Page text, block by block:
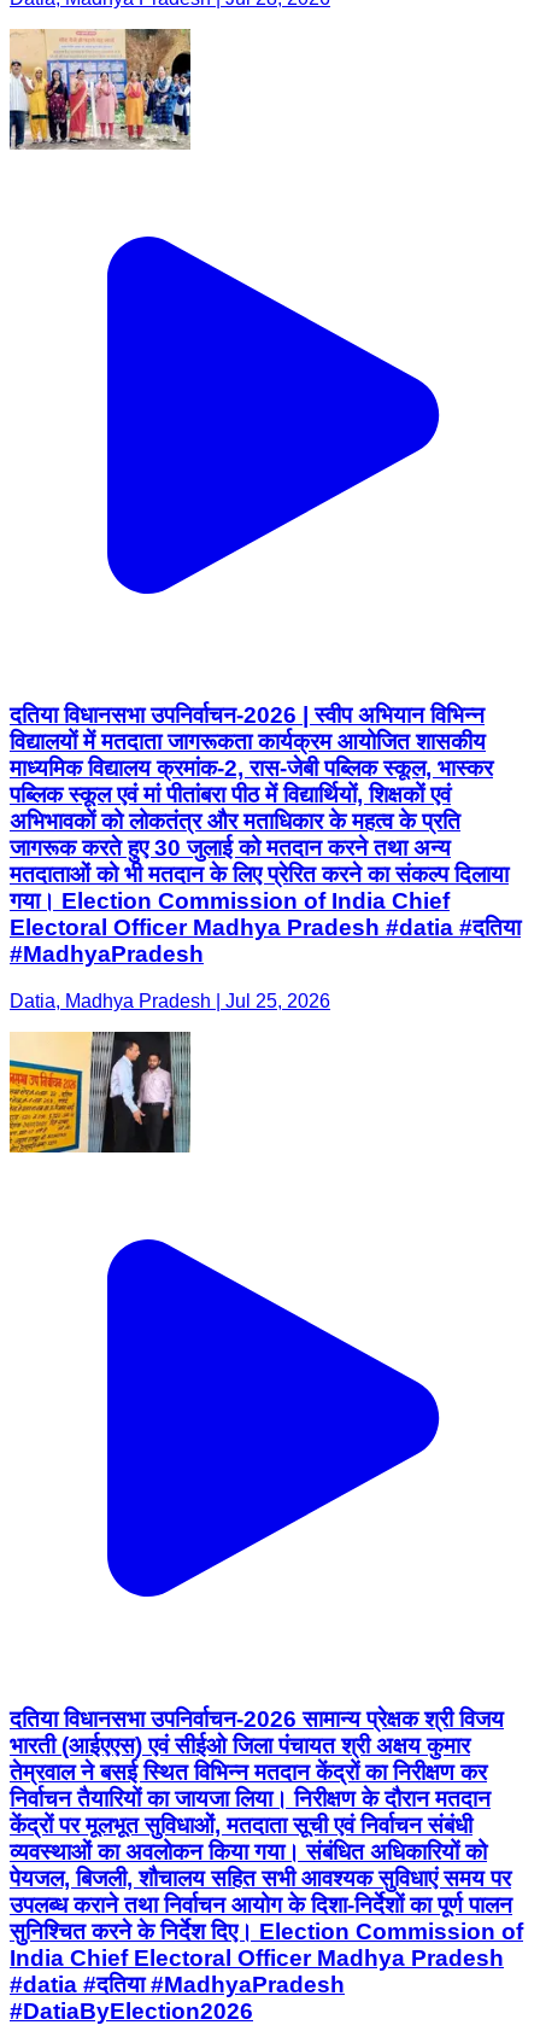
दतिया विधानसभा उपनिर्वाचन-2026 | स्वीप अभियान विभिन्न
विद्यालयों में मतदाता जागरूकता कार्यक्रम आयोजित शासकीय
माध्यमिक विद्यालय क्रमांक-2, रास-जेबी पब्लिक स्कूल, भास्कर
पब्लिक स्कूल एवं मां पीतांबरा पीठ में विद्यार्थियों, शिक्षकों एवं
अभिभावकों को लोकतंत्र और मताधिकार के महत्व के प्रति
जागरूक करते हुए 30 जुलाई को मतदान करने तथा अन्य
मतदाताओं को भी मतदान के लिए प्रेरित करने का संकल्प दिलाया
गया। Election Commission of India Chief
Electoral Officer Madhya Pradesh #datia #दतिया
#MadhyaPradesh
Datia, Madhya Pradesh | Jul 25, 2026
दतिया विधानसभा उपनिर्वाचन-2026 सामान्य प्रेक्षक श्री विजय
भारती (आईएएस) एवं सीईओ जिला पंचायत श्री अक्षय कुमार
तेम्रवाल ने बसई स्थित विभिन्न मतदान केंद्रों का निरीक्षण कर
निर्वाचन तैयारियों का जायजा लिया। निरीक्षण के दौरान मतदान
केंद्रों पर मूलभूत सुविधाओं, मतदाता सूची एवं निर्वाचन संबंधी
व्यवस्थाओं का अवलोकन किया गया। संबंधित अधिकारियों को
पेयजल, बिजली, शौचालय सहित सभी आवश्यक सुविधाएं समय पर
उपलब्ध कराने तथा निर्वाचन आयोग के दिशा-निर्देशों का पूर्ण पालन
सुनिश्चित करने के निर्देश दिए। Election Commission of
India Chief Electoral Officer Madhya Pradesh
#datia #दतिया #MadhyaPradesh
#DatiaByElection2026